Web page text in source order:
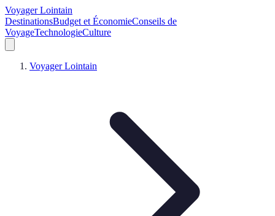
Voyager Lointain
DestinationsBudget et ÉconomieConseils de
VoyageTechnologieCulture
Voyager Lointain